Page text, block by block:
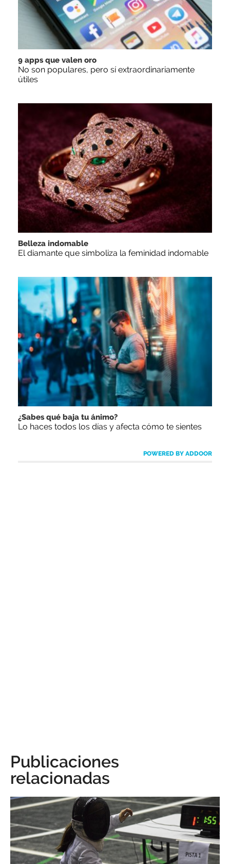
9 apps que valen oro
No son populares, pero sí extraordinariamente
útiles
Belleza indomable
El diamante que simboliza la feminidad indomable
¿Sabes qué baja tu ánimo?
Lo haces todos los días y afecta cómo te sientes
POWERED BY ADDOOR
Publicaciones
relacionadas